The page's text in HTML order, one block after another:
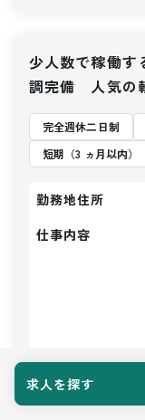
求人を探す
少人数で稼働
調完備 人気の
完全週休二日制
短期（3 ヵ月以内）
勤務地住所
仕事内容